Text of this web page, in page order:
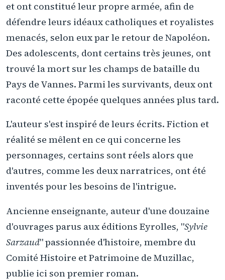
et ont constitué leur propre armée, afin de
défendre leurs idéaux catholiques et royalistes
menacés, selon eux par le retour de Napoléon.
Des adolescents, dont certains très jeunes, ont
trouvé la mort sur les champs de bataille du
Pays de Vannes. Parmi les survivants, deux ont
raconté cette épopée quelques années plus tard.
L'auteur s'est inspiré de leurs écrits. Fiction et
réalité se mêlent en ce qui concerne les
personnages, certains sont réels alors que
d'autres, comme les deux narratrices, ont été
inventés pour les besoins de l'intrigue.
Ancienne enseignante, auteur d'une douzaine
d'ouvrages parus aux éditions Eyrolles, "Sylvie
Sarzaud" passionnée d'histoire, membre du
Comité Histoire et Patrimoine de Muzillac,
publie ici son premier roman.